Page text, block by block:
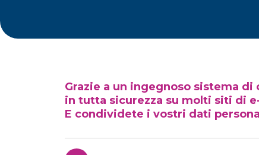
Grazie a un ingegnoso sistema
in tutta sicurezza su molti siti di
E condividete i vostri dati